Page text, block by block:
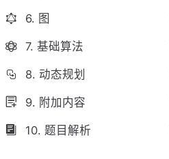
6. 图
7. 基础算法
8. 动态规划
9. 附加内容
10. 题目解析